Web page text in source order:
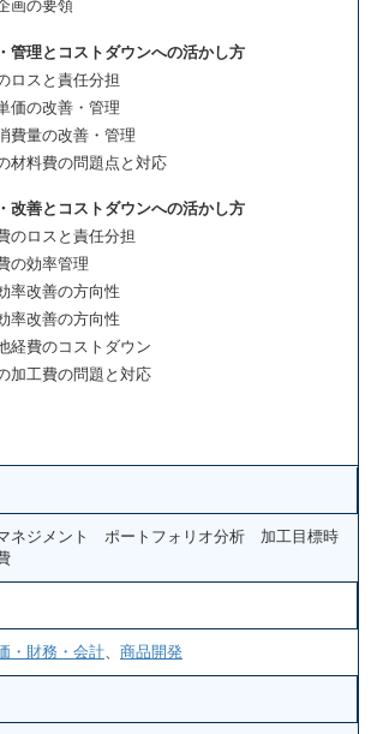
の要領
管理とコストダウンへの活かし方
スと責任分担
の改善・管理
量の改善・管理
料費の問題点と対応
改善とコストダウンへの活かし方
ロスと責任分担
効率管理
改善の方向性
改善の方向性
費のコストダウン
工費の問題と対応
ジメント ポートフォリオ分析 加工目標時
・財務・会計 商品開発